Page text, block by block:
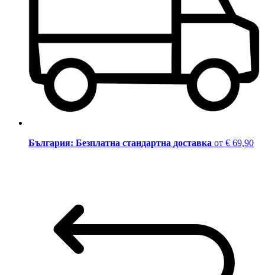
България: Безплатна стандартна доставка от € 69,90